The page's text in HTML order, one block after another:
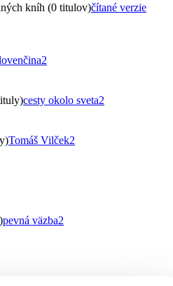
kníh (0 titulov)čítané verzie
2
cesty okolo sveta2
Tomáš Vilček2
pevná väzba2